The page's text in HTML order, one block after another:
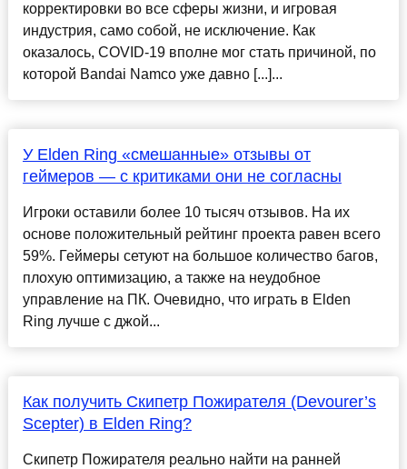
корректировки во все сферы жизни, и игровая
индустрия, само собой, не исключение. Как
оказалось, COVID-19 вполне мог стать причиной, по
которой Bandai Namco уже давно [...]...
У Elden Ring «смешанные» отзывы от
геймеров — с критиками они не согласны
Игроки оставили более 10 тысяч отзывов. На их
основе положительный рейтинг проекта равен всего
59%. Геймеры сетуют на большое количество багов,
плохую оптимизацию, а также на неудобное
управление на ПК. Очевидно, что играть в Elden
Ring лучше с джой...
Как получить Скипетр Пожирателя (Devourer’s
Scepter) в Elden Ring?
Скипетр Пожирателя реально найти на ранней